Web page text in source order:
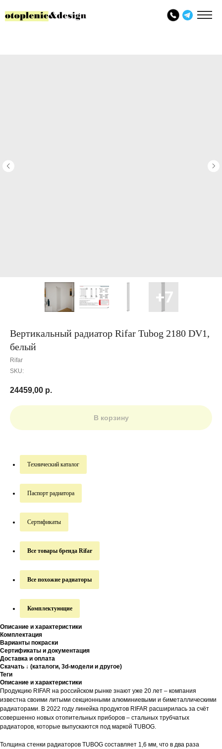
Вертикальный радиатор Rifar Tubog 2180 DV1,
белый
Rifar
SKU:
24459,00 р.
В корзину
Технический каталог
Паспорт радиатора
Сертификаты
Все товары бренда Rifar
Все похожие радиаторы
Комплектующие
Описание и характеристики
Комплектация
Варианты покраски
Сертификаты и документация
Доставка и оплата
Скачать ↓ (каталоги, 3d-модели и другое)
Теги
Описание и характеристики
Продукцию RIFAR на российском рынке знают уже 20 лет – компания
известна своими литыми секционными алюминиевыми и биметаллическими
радиаторами. В 2022 году линейка продуктов RIFAR расширилась за счёт
совершенно новых отопительных приборов – стальных трубчатых
радиаторов, которые выпускаются под маркой TUBOG.
Толщина стенки радиаторов TUBOG составляет 1,6 мм, что в два раза